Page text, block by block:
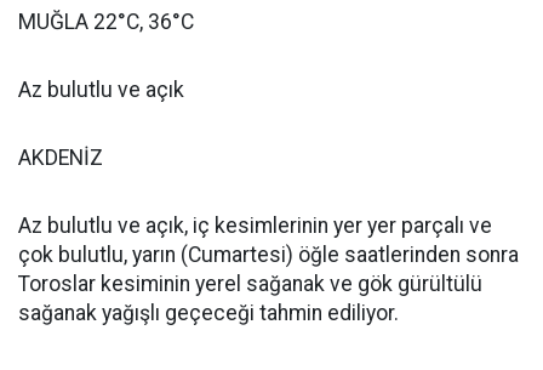
MUĞLA 22°C, 36°C
Az bulutlu ve açık
AKDENİZ
Az bulutlu ve açık, iç kesimlerinin yer yer parçalı ve
çok bulutlu, yarın (Cumartesi) öğle saatlerinden sonra
Toroslar kesiminin yerel sağanak ve gök gürültülü
sağanak yağışlı geçeceği tahmin ediliyor.